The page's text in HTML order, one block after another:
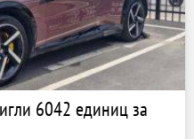
6042 единиц за